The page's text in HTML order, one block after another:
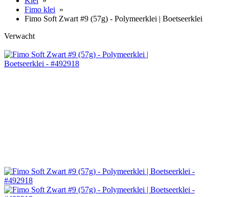
Fimo klei »
Fimo Soft Zwart #9 (57g) - Polymeerklei | Boetseerklei
Verwacht